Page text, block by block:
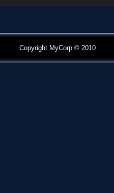
Copyright MyCorp © 2010